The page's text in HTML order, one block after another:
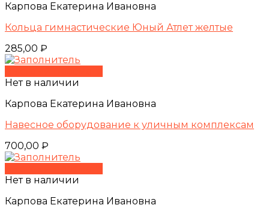
Карпова Екатерина Ивановна
Кольца гимнастические Юный Атлет желтые
285,00 ₽
Нет в наличии
Карпова Екатерина Ивановна
Навесное оборудование к уличным комплексам
700,00 ₽
Нет в наличии
Карпова Екатерина Ивановна